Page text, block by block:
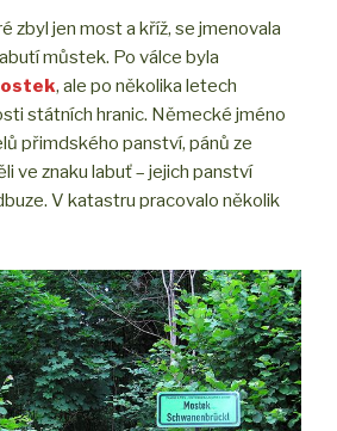
zbyl jen most a kříž, se jmenovala
můstek. Po válce byla
, ale po několika letech
státních hranic. Německé jméno
přimdského panství, pánů ze
ve znaku labuť – jejich panství
V katastru pracovalo několik